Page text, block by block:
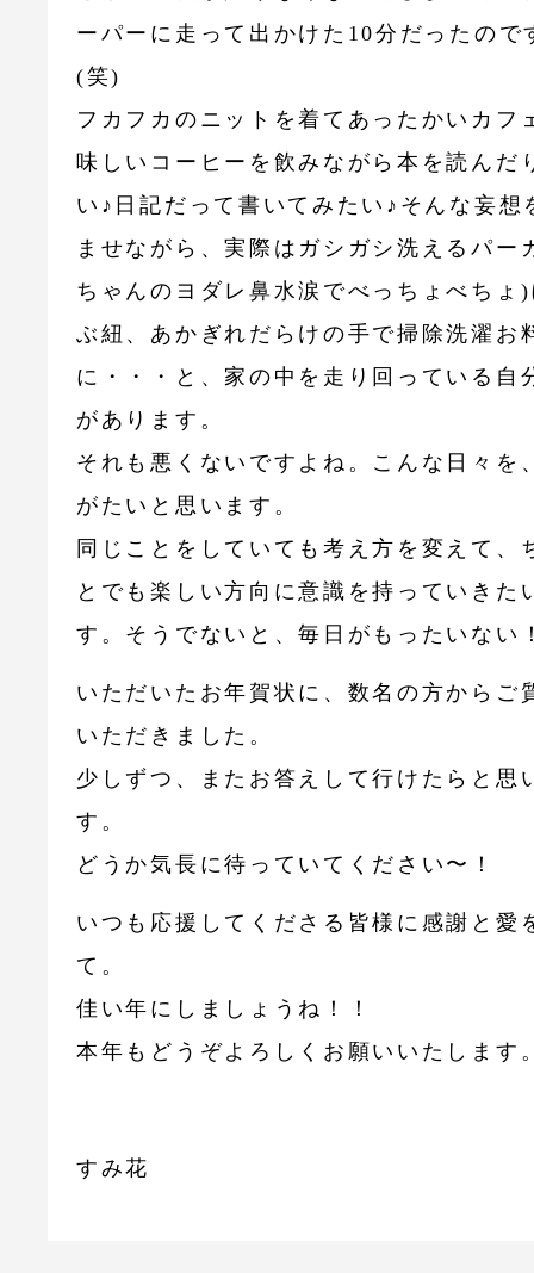
ーパーに走って出かけた10分だったので
(笑)
フカフカのニットを着てあったかいカフ
味しいコーヒーを飲みながら本を読んだ
い♪日記だって書いてみたい♪そんな妄想
ませながら、実際はガシガシ洗えるパー
ちゃんのヨダレ鼻水涙でべっちょべちょ
ぶ紐、あかぎれだらけの手で掃除洗濯お
に・・・と、家の中を走り回っている自
があります。
それも悪くないですよね。こんな日々を
がたいと思います。
同じことをしていても考え方を変えて、
とでも楽しい方向に意識を持っていきた
す。そうでないと、毎日がもったいない
いただいたお年賀状に、数名の方からご
いただきました。
少しずつ、またお答えして行けたらと思
す。
どうか気長に待っていてください〜！
いつも応援してくださる皆様に感謝と愛
て。
佳い年にしましょうね！！
本年もどうぞよろしくお願いいたします
すみ花